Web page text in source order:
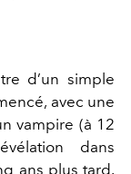
d’un simple
avec une
vampire (à 12
dans
ans plus tard.